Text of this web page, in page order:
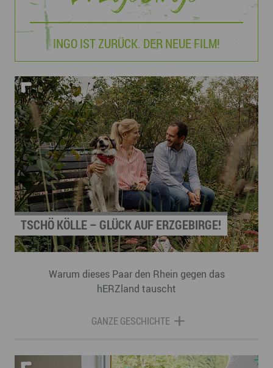
INGO IST ZURÜCK. DER NEUE FILM!
TSCHÖ KÖLLE – GLÜCK AUF ERZGEBIRGE!
Warum dieses Paar den Rhein gegen das
hERZland tauscht
GANZE GESCHICHTE